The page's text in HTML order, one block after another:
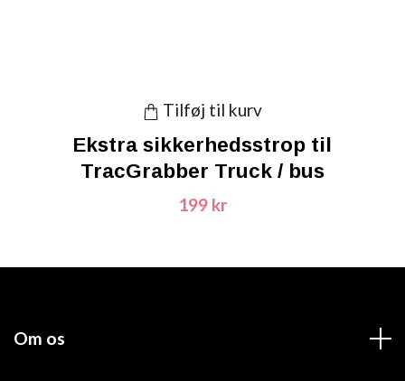
Tilføj til kurv
Ekstra sikkerhedsstrop til
TracGrabber Truck / bus
199 kr
Om os